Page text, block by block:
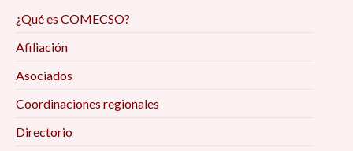
¿Qué es COMECSO?
Afiliación
Asociados
Coordinaciones regionales
Directorio